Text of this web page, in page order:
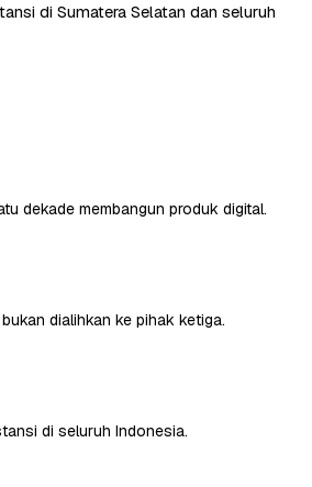
di Sumatera Selatan dan seluruh
dekade membangun produk digital.
dialihkan ke pihak ketiga.
di seluruh Indonesia.